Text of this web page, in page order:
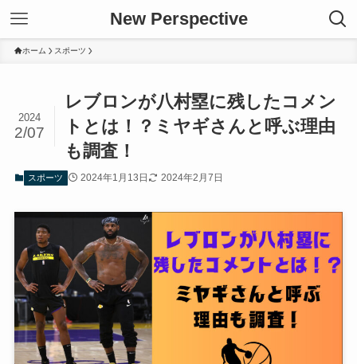
New Perspective
ホーム スポーツ
レブロンが八村塁に残したコメン
トとは！？ミヤギさんと呼ぶ理由
も調査！
2024
2/07
スポーツ 2024年1月13日 2024年2月7日